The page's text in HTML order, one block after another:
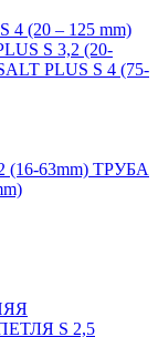
4 (20 – 125 mm)
S 3,2 (20-
PLUS S 4 (75-
(16-63mm) ТРУБА
S 2,5